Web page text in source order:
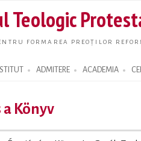
Teologic
FORMAREA PREOȚILOR
ADMITERE ACADEMIA
a Könyv